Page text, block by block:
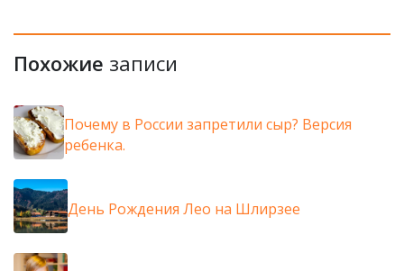
Похожие записи
Почему в России запретили сыр? Версия
ребенка.
День Рождения Лео на Шлирзее